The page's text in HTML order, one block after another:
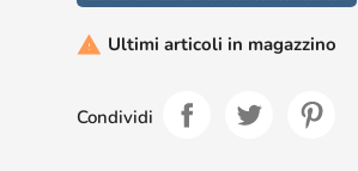
 Ultimi articoli in magazzino
Condividi